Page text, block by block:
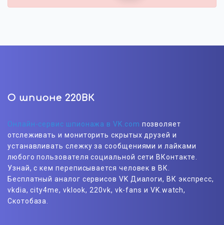
О шпионе 220ВК
Онлайн-сервис шпионажа в VK.com позволяет
отслеживать и мониторить скрытых друзей и
устанавливать слежку за сообщениями и лайками
любого пользователя социальной сети ВКонтакте.
Узнай, с кем переписывается человек в ВК.
Бесплатный аналог сервисов VK Диалоги, ВК экспресс,
vkdia, city4me, vklook, 220vk, vk-fans и VK.watch,
Скотобаза.